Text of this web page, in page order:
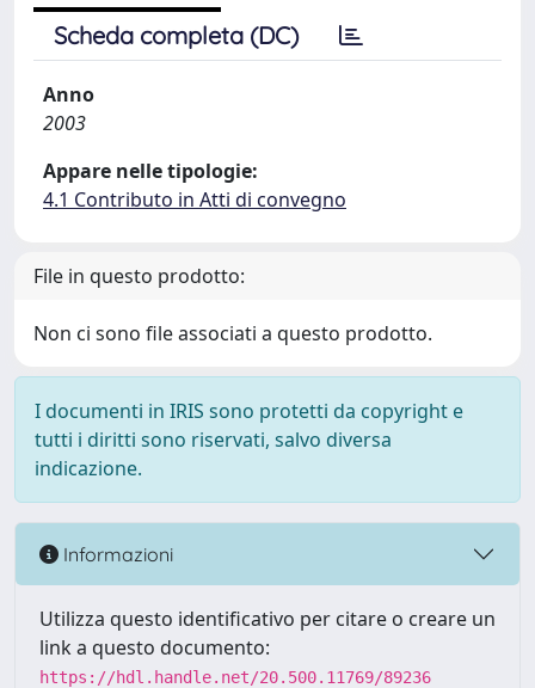
Scheda completa (DC)
Anno
2003
Appare nelle tipologie:
4.1 Contributo in Atti di convegno
File in questo prodotto:
Non ci sono file associati a questo prodotto.
I documenti in IRIS sono protetti da copyright e
tutti i diritti sono riservati, salvo diversa
indicazione.
Informazioni
Utilizza questo identificativo per citare o creare un
link a questo documento:
https://hdl.handle.net/20.500.11769/89236